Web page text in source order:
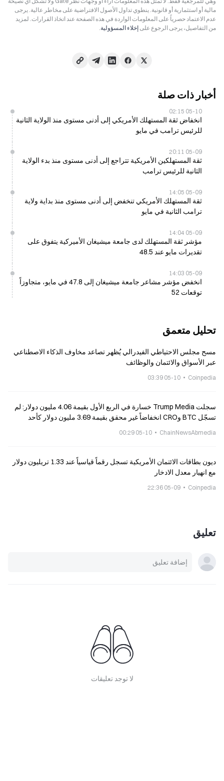
مالية أو استثمارية أو قانونية. ينطوي تداول الأصول الافتراضية على مخاطر عالية. يرجى
عدم الاعتماد حصرياً على المعلومات الواردة في هذه الصفحة عند اتخاذ القرارات. لمزيد
من التفاصيل، يرجى الرجوع على إخلاء المسؤولية.
أخبار ذات صلة
05-10 02:15
انخفاض ثقة المستهلك الأمريكي إلى أدنى مستوى منذ الولاية الثانية
للرئيس ترامب في مايو
05-09 20:11
ثقة المستهلكين الأمريكية تتراجع إلى أدنى مستوى منذ بدء الولاية
الثانية للرئيس ترامب
05-09 14:05
ثقة المستهلك الأمريكي تنخفض إلى أدنى مستوى منذ بداية ولاية
ترامب الثانية في مايو
05-09 14:04
مؤشر ثقة المستهلك لدى جامعة ميشيغان الأميركية يتفوق على
تقديرات مايو عند 48.5
05-09 14:03
انخفض مؤشر مشاعر جامعة ميشيغان إلى 47.8 في مايو، متجاوزاً
توقعات 52
تحليل متعمق
مسح مجلس الاحتياطي الفيدرالي يُظهر تصاعد مخاوف الذكاء الاصطناعي
عبر الأسواق والائتمان والوظائف
Coinpedia
05-10 03:39
سجلت Trump Media خسارة في الربع الأول بقيمة 4.06 مليون دولار: لم
تسجّل BTC وCRO انخفاضاً غير محقق بقيمة 3.69 مليون دولار كأحد
ChainNewsAbmedia
05-10 00:29
ديون بطاقات الائتمان الأمريكية تسجل رقماً قياسياً عند 1.33 تريليون دولار
مع انهيار معدل الادخار
Coinpedia
05-09 22:36
تعليق
لا توجد تعليقات